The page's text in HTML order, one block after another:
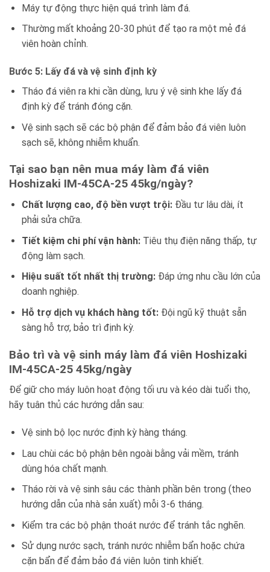
Máy tự động thực hiện quá trình làm đá.
Thường mất khoảng 20-30 phút để tạo ra một mẻ đá
viên hoàn chỉnh.
Bước 5: Lấy đá và vệ sinh định kỳ
Tháo đá viên ra khi cần dùng, lưu ý vệ sinh khe lấy đá
định kỳ để tránh đóng cặn.
Vệ sinh sạch sẽ các bộ phận để đảm bảo đá viên luôn
sạch sẽ, không nhiễm khuẩn.
Tại sao bạn nên mua máy làm đá viên
Hoshizaki IM-45CA-25 45kg/ngày?
Chất lượng cao, độ bền vượt trội:Đầu tư lâu dài, ít
phải sửa chữa.
Tiết kiệm chi phí vận hành:Tiêu thụ điện năng thấp, tự
động làm sạch.
Hiệu suất tốt nhất thị trường:Đáp ứng nhu cầu lớn của
doanh nghiệp.
Hỗ trợ dịch vụ khách hàng tốt:Đội ngũ kỹ thuật sẵn
sàng hỗ trợ, bảo trì định kỳ.
Bảo trì và vệ sinh máy làm đá viên Hoshizaki
IM-45CA-25 45kg/ngày
Để giữ cho máy luôn hoạt động tối ưu và kéo dài tuổi thọ,
hãy tuân thủ các hướng dẫn sau:
Vệ sinh bộ lọc nước định kỳ hàng tháng.
Lau chùi các bộ phận bên ngoài bằng vải mềm, tránh
dùng hóa chất mạnh.
Tháo rời và vệ sinh sâu các thành phần bên trong (theo
hướng dẫn của nhà sản xuất) mỗi 3-6 tháng.
Kiểm tra các bộ phận thoát nước để tránh tắc nghẽn.
Sử dụng nước sạch, tránh nước nhiễm bẩn hoặc chứa
cặn bẩn để đảm bảo đá viên luôn tinh khiết.